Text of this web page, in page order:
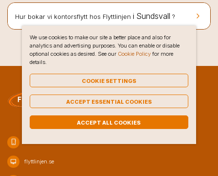
keyboard_arrow_right
Hur bokar vi kontorsflytt hos Flyttlinjen i Sundsvall ?
phone_iphone
desktop_mac flyttlinjen.se
We use cookies to make our site a better place and also for
analytics and advertising purposes. You can enable or disable
optional cookies as desired. See our Cookie Policyfor more
details.
COOKIE SETTINGS
ACCEPT ESSENTIAL COOKIES
ACCEPT ALL COOKIES